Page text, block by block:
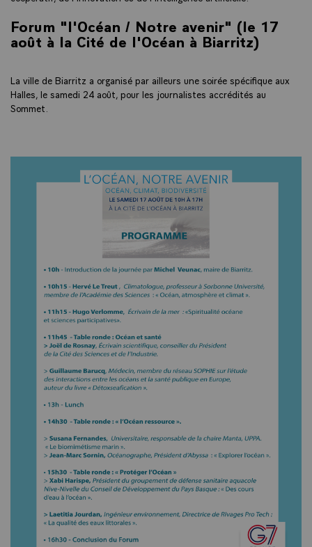
Forum "l'Océan / Notre avenir" (le 17
août à la Cité de l'Océan à Biarritz)
La ville de Biarritz a organisé par ailleurs une soirée spécifique aux
Halles, le samedi 24 août, pour les journalistes accrédités au
Sommet.